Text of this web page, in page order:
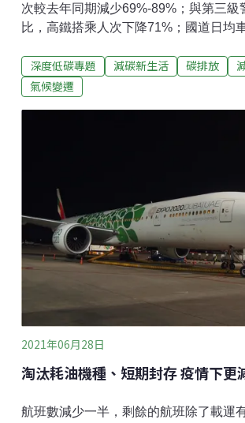
次較去年同期減少69%-89%；與第三級
比，高鐵搭乘人次下降71%；國道日均
分流上班、遠距工作、線上教學、及避
下，民眾大量減少外出。截至今年6月1
69%-89%；與第三級警戒發布前相比，
降71%；國道日均車流量則減少30%-
運輸也受到疫情影響，捷運搭乘人次持
歷史新低；市區公車搭乘人數下滑達
租借次數減少75%。
深度低碳專題 減碳新生活 碳排放
氣候變遷
2021年06月28日
淘汰耗油機種、短期封存 疫情下更
航班數減少一半，剩餘的航班除了載運